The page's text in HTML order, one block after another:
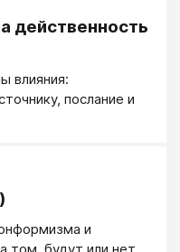
действенность
влияния:
послание и
и